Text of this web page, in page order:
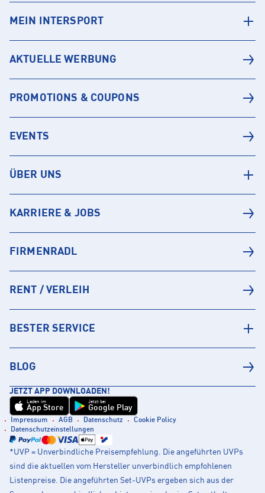
MEIN INTERSPORT
AKTUELLE WERBUNG
PROMOTIONS & COUPONS
EVENTS
ÜBER UNS
KARRIERE & JOBS
FIRMENRADL
RENT / VERLEIH
BESTER SERVICE
BLOG
JETZT APP DOWNLOADEN!
Laden im
App Store
Jetzt bei
Google Play
Impressum AGB Datenschutz
Cookie Policy
Datenschutzeinstellungen
*UVP = Unverbindliche Preisempfehlung. Die angeführten UVPs
sind die aktuellen vom Hersteller unverbindlich empfohlenen
Listenpreise. Die angeführten Set-UVPs ergeben sich aus der